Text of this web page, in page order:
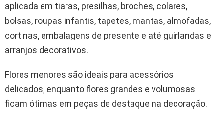
aplicada em tiaras, presilhas, broches, colares,
bolsas, roupas infantis, tapetes, mantas, almofadas,
cortinas, embalagens de presente e até guirlandas e
arranjos decorativos.
Flores menores são ideais para acessórios
delicados, enquanto flores grandes e volumosas
ficam ótimas em peças de destaque na decoração.